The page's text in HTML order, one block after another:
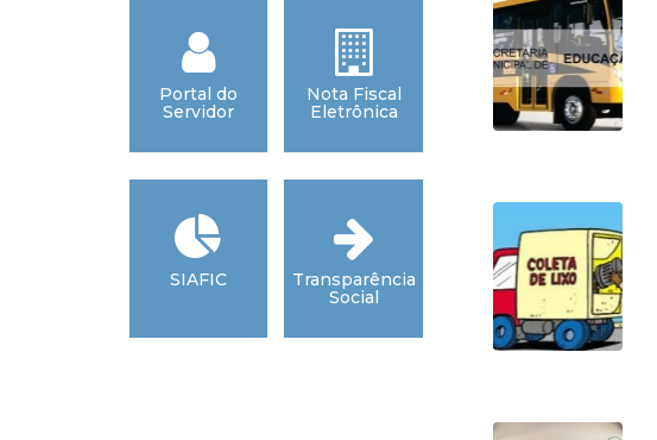
Portal do
Servidor
Nota Fiscal
Eletrônica
SIAFIC
Transparência
Social
Legislação
Localização